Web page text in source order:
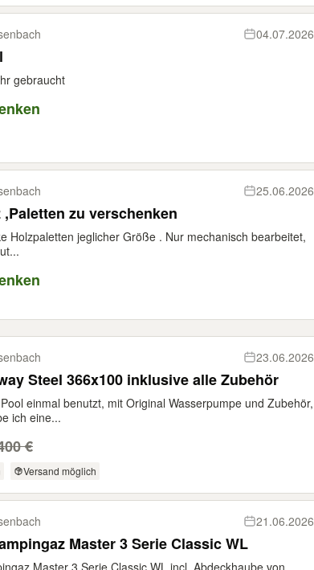
04.07.2026
gebraucht
25.06.2026
zu verschenken
Holzpaletten jeglicher Größe . Nur mechanisch bearbeitet,
23.06.2026
Steel 366x100 inklusive alle Zubehör
einmal benutzt, mit Original Wasserpumpe und Zubehör,
ich eine...
€
Versand möglich
21.06.2026
Master 3 Serie Classic WL
Master 3 Serie Classic WL incl. Abdeckhaube von